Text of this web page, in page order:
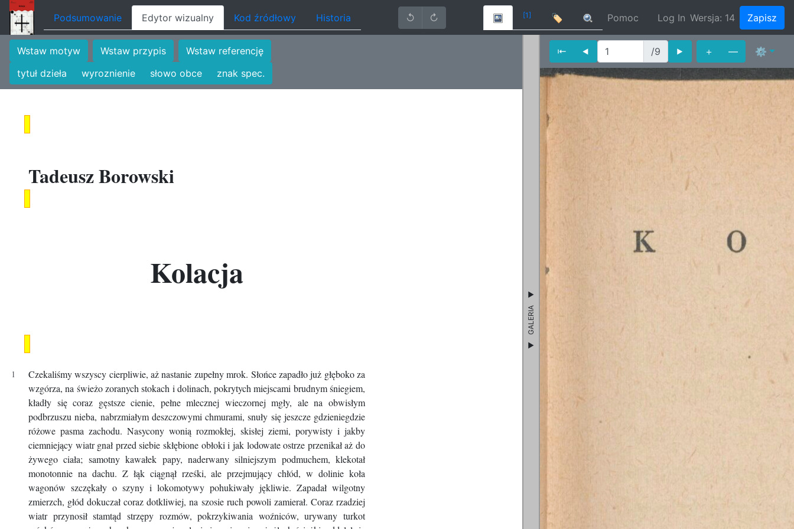
Podsumowanie Edytor wizualny Kod źródłowy Historia ↺ ↻ [1] 🏷 Pomoc Log In Wersja: 14 Zapisz
Wstaw motyw Wstaw przypis
Wstaw referencję
tytuł dzieła
wyroznienie słowo obce znak spec.
Tadeusz Borowski
Kolacja
Czekaliśmy wszyscy cierpliwie, aż nastanie zupełny mrok. Słońce zapadło już głęboko za
wzgórza, na świeżo zoranych stokach i dolinach, pokrytych miejscami brudnym śniegiem,
kładły się coraz gęstsze cienie, pełne mlecznej wieczornej mgły, ale na obwisłym
podbrzuszu nieba, nabrzmiałym deszczowymi chmurami, snuły się jeszcze gdzieniegdzie
różowe pasma zachodu. Nasycony wonią rozmokłej, skisłej ziemi, porywisty i jakby
ciemniejący wiatr gnał przed siebie skłębione obłoki i jak lodowate ostrze przenikał aż do
żywego ciała; samotny kawałek papy, naderwany silniejszym podmuchem, klekotał
monotonnie na dachu. Z łąk ciągnął rześki, ale przejmujący chłód, w dolinie koła
wagonów szczękały o szyny i lokomotywy pohukiwały jękliwie. Zapadał wilgotny
zmierzch, głód dokuczał coraz dotkliwiej, na szosie ruch powoli zamierał. Coraz rzadziej
wiatr przynosił stamtąd strzępy rozmów, pokrzykiwania woźniców, urywany turkot
GALERIA
⇤ ⯇ /9 ⯈ ＋ — ⚙